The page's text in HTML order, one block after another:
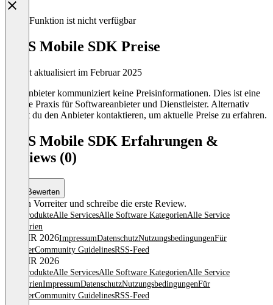
Diese Funktion ist nicht verfügbar
AWS Mobile SDK Preise
Zuletzt aktualisiert im Februar 2025
Der Anbieter kommuniziert keine Preisinformationen. Dies ist eine
übliche Praxis für Softwareanbieter und Dienstleister. Alternativ
kannst du den Anbieter kontaktieren, um aktuelle Preise zu erfahren.
AWS Mobile SDK Erfahrungen &
Reviews (0)
Bewerten
Sei ein Vorreiter und schreibe die erste Review.
Alle ProdukteAlle ServicesAlle Software KategorienAlle Service
Kategorien
© OMR 2026ImpressumDatenschutzNutzungsbedingungenFür
AnbieterCommunity GuidelinesRSS-Feed
© OMR 2026
Alle ProdukteAlle ServicesAlle Software KategorienAlle Service
KategorienImpressumDatenschutzNutzungsbedingungenFür
AnbieterCommunity GuidelinesRSS-Feed